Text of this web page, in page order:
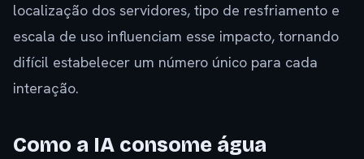
localização dos servidores, tipo de resfriamento e
escala de uso influenciam esse impacto, tornando
difícil estabelecer um número único para cada
interação.
Como a IA consome água